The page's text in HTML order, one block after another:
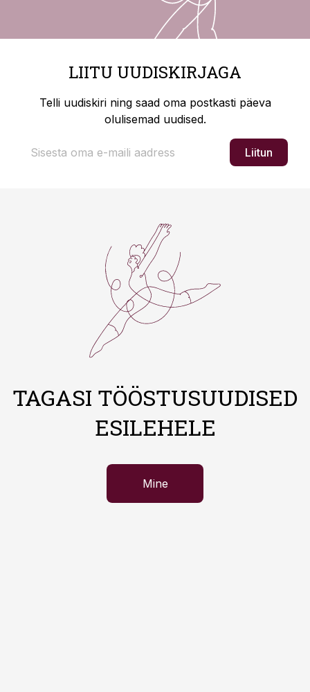
LIITU UUDISKIRJAGA
Telli uudiskiri ning saad oma postkasti päeva
olulisemad uudised.
Liitun
TAGASI TÖÖSTUSUUDISED
ESILEHELE
Mine